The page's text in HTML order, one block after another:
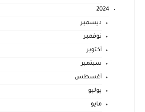
2024
ديسمبر
نوفمبر
أكتوبر
سبتمبر
أغسطس
يوليو
مايو